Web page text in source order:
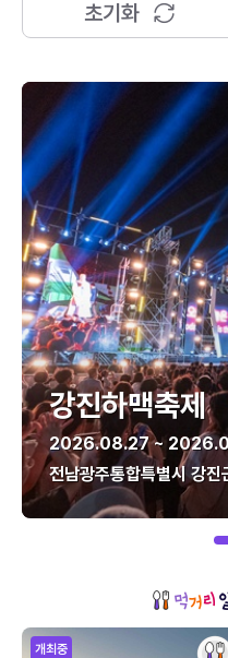
택
초기화
강진하맥축제
2026.08.27 ~
전남광주통합특별시 강진
개최중